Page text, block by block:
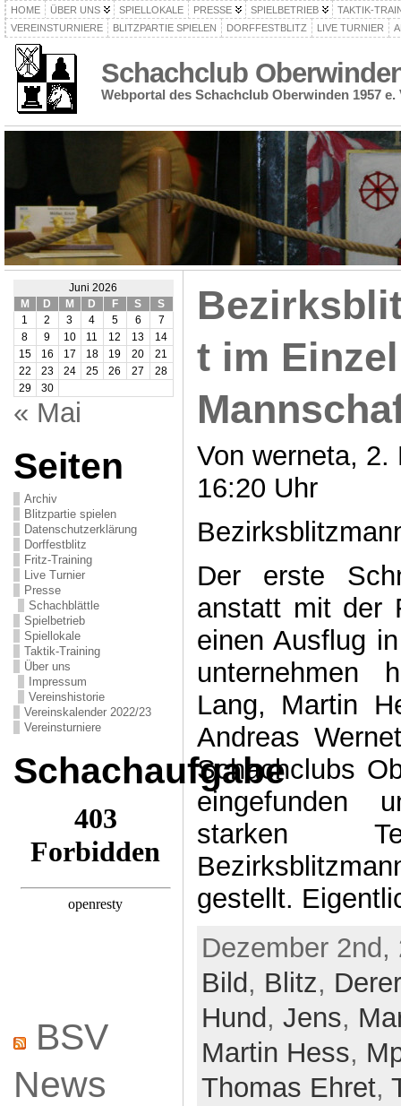
HOME ÜBER UNS SPIELLOKALE PRESSE SPIELBETRIEB
TAKTIK-
VEREINSTURNIERE
BLITZPARTIE SPIELEN DORFFESTBLITZ LIVE TURNIER
Schachclub
Webportal des Schachclub Oberwinden 1957 e.
Juni 2026
M
D M D F S
S
1
2 3 4 5 6
7
8
9 10 11 12 13
14
15
16 17 18 19 20
21
22
23 24 25 26 27
28
29
30
« Mai
Seiten
Archiv
Blitzpartie spielen
Datenschutzerklärung
Dorffestblitz
Fritz-Training
Live Turnier
Presse
Schachblättle
Spielbetrieb
Spiellokale
Taktik-Training
Über uns
Impressum
Vereinshistorie
Vereinskalender 2022/23
Vereinsturniere
Schachaufgabe
BSV
News
t im
Von werneta, 2.
16:20 Uhr
Der erste
anstatt mit der
einen Ausflug
unternehmen
Lang, Martin
Andreas
Schachclubs
eingefunden
starken
gestellt.
Dezember
Bild , Blitz, Derer
Hund , Jens,
Martin Hess,
Thomas Ehret,